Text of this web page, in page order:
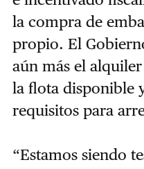
la compra de
propio. El
aún más el
la flota disponible
requisitos para
“Estamos siendo